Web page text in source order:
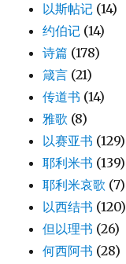
以斯帖记 (14)
约伯记 (14)
诗篇 (178)
箴言 (21)
传道书 (14)
雅歌 (8)
以赛亚书 (129)
耶利米书 (139)
耶利米哀歌 (7)
以西结书 (120)
但以理书 (26)
何西阿书 (28)